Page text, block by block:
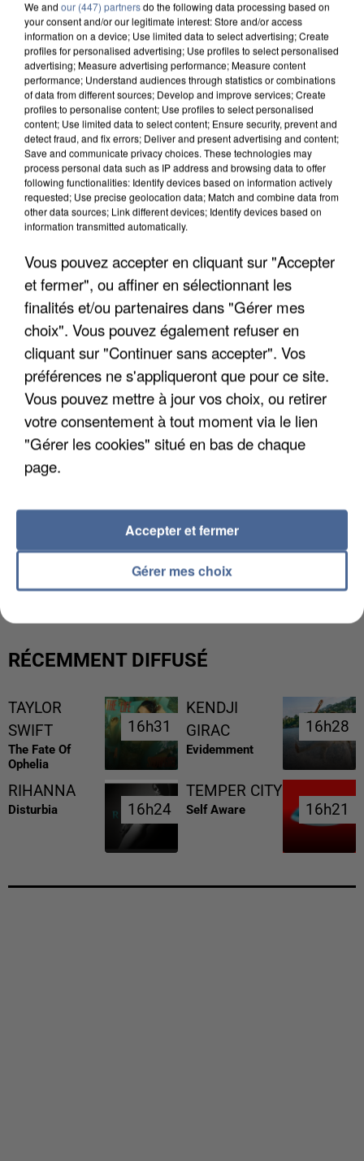
DE FAUNE SAUVAGE SONT...
L’UN DES FONDATEURS SUPPOSÉS DE LA DZ
MAFIA INTERPELLÉ EN ALGÉRIE
RÉCEMMENT DIFFUSÉ
TAYLOR
SWIFT
The Fate Of
Ophelia
16h31
16h31
KENDJI
GIRAC
Evidemment
16h28
16h28
RIHANNA
Disturbia 16h24
16h24
TEMPER CITY
Self Aware 16h21
16h21
We and our (447) partnersdo the following data processing based on
your consent and/or our legitimate interest: Store and/or access
information on a device; Use limited data to select advertising; Create
profiles for personalised advertising; Use profiles to select personalised
advertising; Measure advertising performance; Measure content
performance; Understand audiences through statistics or combinations
of data from different sources; Develop and improve services; Create
profiles to personalise content; Use profiles to select personalised
content; Use limited data to select content; Ensure security, prevent and
detect fraud, and fix errors; Deliver and present advertising and content;
Save and communicate privacy choices. These technologies may
process personal data such as IP address and browsing data to offer
following functionalities: Identify devices based on information actively
requested; Use precise geolocation data; Match and combine data from
other data sources; Link different devices; Identify devices based on
information transmitted automatically.
Vous pouvez accepter en cliquant sur "Accepter
et fermer", ou affiner en sélectionnant les
finalités et/ou partenaires dans "Gérer mes
choix". Vous pouvez également refuser en
cliquant sur "Continuer sans accepter". Vos
préférences ne s'appliqueront que pour ce site.
Vous pouvez mettre à jour vos choix, ou retirer
votre consentement à tout moment via le lien
"Gérer les cookies" situé en bas de chaque
page.
Gérer mes choix
Accepter et fermer